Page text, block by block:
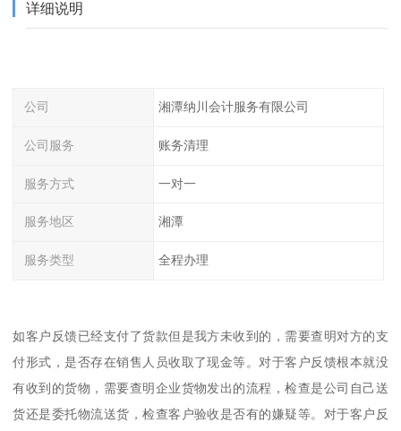
详细说明
公司 湘潭纳川会计服务有限公司
公司服务 账务清理
服务方式 一对一
服务地区 湘潭
服务类型 全程办理
如客户反馈已经支付了货款但是我方未收到的，需要查明对方的支
付形式，是否存在销售人员收取了现金等。对于客户反馈根本就没
有收到的货物，需要查明企业货物发出的流程，检查是公司自己送
货还是委托物流送货，检查客户验收是否有的嫌疑等。对于客户反